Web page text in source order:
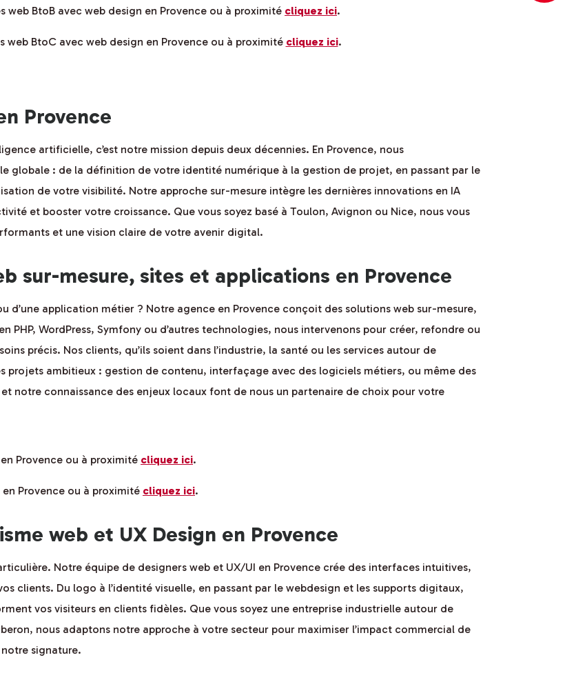
web BtoB avec web design en Provence ou à proximité cliquez ici.
web BtoC avec web design en Provence ou à proximité cliquez ici.
Provence
artificielle, c’est notre mission depuis deux décennies. En Provence, nous
globale : de la définition de votre identité numérique à la gestion de projet, en passant par le
de votre visibilité. Notre approche sur-mesure intègre les dernières innovations en IA
et booster votre croissance. Que vous soyez basé à Toulon, Avignon ou Nice, nous vous
et une vision claire de votre avenir digital.
sur-mesure, sites et applications en Provence
d’une application métier ? Notre agence en Provence conçoit des solutions web sur-mesure,
PHP, WordPress, Symfony ou d’autres technologies, nous intervenons pour créer, refondre ou
précis. Nos clients, qu’ils soient dans l’industrie, la santé ou les services autour de
projets ambitieux : gestion de contenu, interfaçage avec des logiciels métiers, ou même des
notre connaissance des enjeux locaux font de nous un partenaire de choix pour votre
Provence ou à proximité cliquez ici.
Provence ou à proximité cliquez ici.
web et UX Design en Provence
Notre équipe de designers web et UX/UI en Provence crée des interfaces intuitives,
clients. Du logo à l’identité visuelle, en passant par le webdesign et les supports digitaux,
vos visiteurs en clients fidèles. Que vous soyez une entreprise industrielle autour de
nous adaptons notre approche à votre secteur pour maximiser l’impact commercial de
signature.